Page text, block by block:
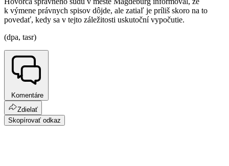
k výmene právnych spisov dôjde, ale zatiaľ je príliš skoro na to
povedať, kedy sa v tejto záležitosti uskutoční vypočutie.
(dpa, tasr)
Komentáre
Zdielať
Skopírovať odkaz